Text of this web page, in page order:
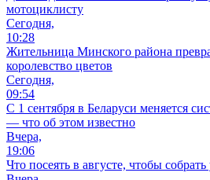
мотоциклисту
Сегодня,
10:28
Жительница Минского района
королевство цветов
Сегодня,
09:54
С 1 сентября в Беларуси меняется
— что об этом известно
Вчера,
19:06
Что посеять в августе, чтобы